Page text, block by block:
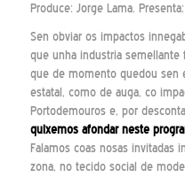
Produce: Jorge Lama.
Sen obviar os impactos
que unha industria semellante
que de momento quedou sen
estatal, como de auga, co
Portodemouros e, por
quixemos afondar neste
Falamos coas nosas invitadas
zona, no tecido social de